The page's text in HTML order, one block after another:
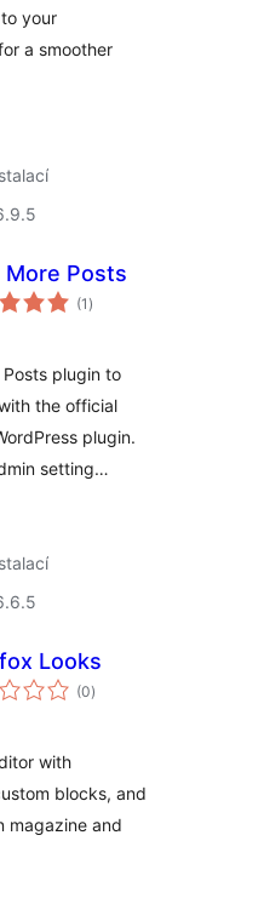
your
a smoother
More Posts
(1 celkové
hodnocení
)
plugin to
the official
plugin.
setting…
Looks
(0celkové
hodnocení
)
with
blocks, and
magazine and